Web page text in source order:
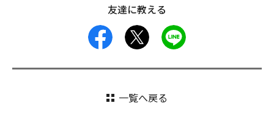
友達に教える
facebook
一覧へ戻る